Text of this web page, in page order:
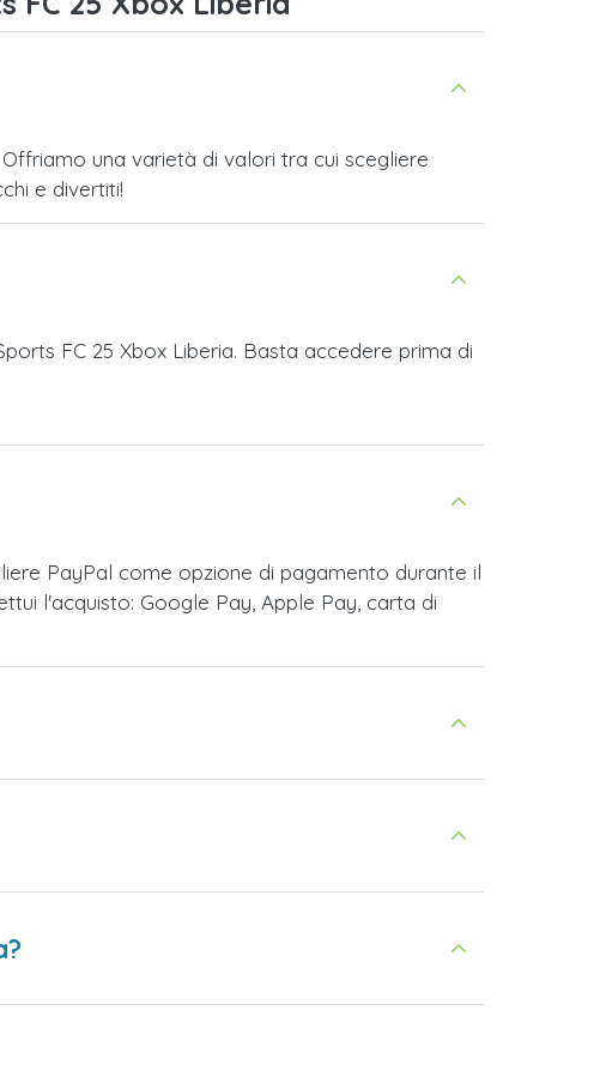
una varietà di valori tra cui scegliere
e divertiti!
FC 25 Xbox Liberia. Basta accedere prima di
PayPal come opzione di pagamento durante il
l'acquisto: Google Pay, Apple Pay, carta di